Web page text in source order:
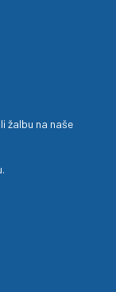
žalbu na naše